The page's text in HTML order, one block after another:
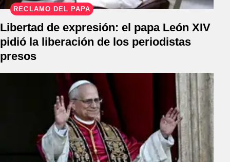
RECLAMO DEL PAPA
Libertad de expresión: el papa León XIV
pidió la liberación de los periodistas
presos